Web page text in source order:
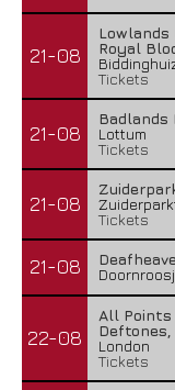
21-08
Lowlands
Royal
Tickets
21-08
Badlands
Lottum
Tickets
21-08
Tickets
21-08
22-08
All Points
Deftones,
London
Tickets